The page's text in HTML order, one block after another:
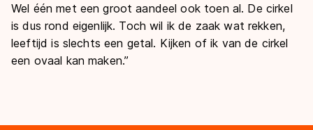
Wel één met een groot aandeel ook toen al. De cirkel
is dus rond eigenlijk. Toch wil ik de zaak wat rekken,
leeftijd is slechts een getal. Kijken of ik van de cirkel
een ovaal kan maken.”